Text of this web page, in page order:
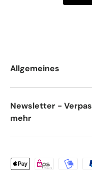
Allgemeines
Newsletter -
mehr
Zahlungsmethoden